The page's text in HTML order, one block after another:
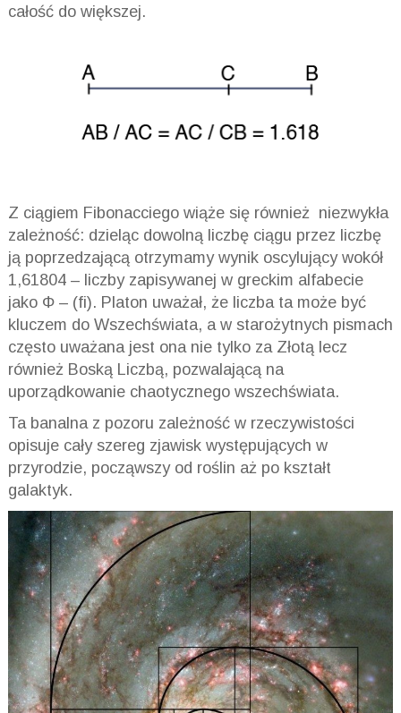
całość do większej.
Z ciągiem Fibonacciego wiąże się również niezwykła
zależność: dzieląc dowolną liczbę ciągu przez liczbę
ją poprzedzającą otrzymamy wynik oscylujący wokół
1,61804 – liczby zapisywanej w greckim alfabecie
jako Φ – (fi). Platon uważał, że liczba ta może być
kluczem do Wszechświata, a w starożytnych pismach
często uważana jest ona nie tylko za Złotą lecz
również Boską Liczbą, pozwalającą na
uporządkowanie chaotycznego wszechświata.
Ta banalna z pozoru zależność w rzeczywistości
opisuje cały szereg zjawisk występujących w
przyrodzie, począwszy od roślin aż po kształt
galaktyk.